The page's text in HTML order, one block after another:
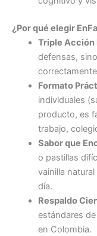
¿Por qué elegir
Triple Acción
defensas,
Formato
individuales
producto, es
trabajo,
Sabor que
o pastillas
vainilla
día.
Respaldo
estándares
en Colombia.